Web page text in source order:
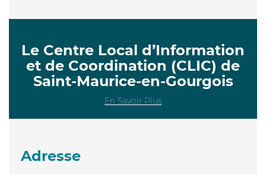
Le Centre Local d’Information
et de Coordination (CLIC) de
Saint-Maurice-en-Gourgois
En Savoir Plus
Adresse